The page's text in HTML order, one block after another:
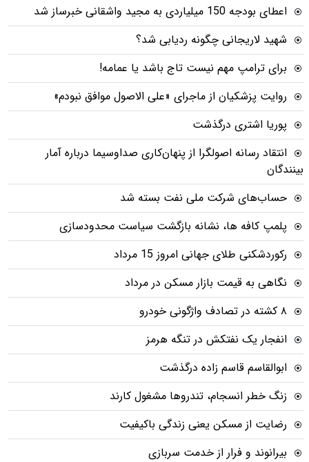
اعطای بودجه 150 میلیاردی به مجید واشقانی خبرساز شد
شهید لاریجانی چگونه ردیابی شد؟
برای ترامپ مهم نیست تاج باشد یا عمامه!
روایت پزشکیان از ماجرای «علی الاصول موافق نبودم»
پوریا اشتری درگذشت
انتقاد رسانه اصولگرا از پنهان‌کاری صداوسیما درباره آمار
بینندگان
حساب‌های شرکت ملی نفت بسته شد
پلمپ کافه ها، نشانه بازگشت سیاست محدودسازی
رکوردشکنی طلای جهانی امروز 15 مرداد
نگاهی به قیمت بازار مسکن در مرداد
۸ کشته در تصادف واژگونی خودرو
انفجار یک نفتکش در تنگه هرمز
ابوالقاسم قاسم زاده درگذشت
زنگ خطر انسجام، تندروها مشغول کارند
رضایت از مسکن یعنی زندگی باکیفیت
بیرانوند و فرار از خدمت سربازی